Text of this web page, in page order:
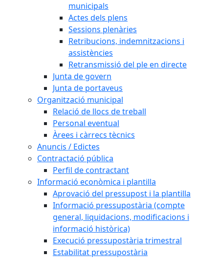
municipals
Actes dels plens
Sessions plenàries
Retribucions, indemnitzacions i
assistències
Retransmissió del ple en directe
Junta de govern
Junta de portaveus
Organització municipal
Relació de llocs de treball
Personal eventual
Àrees i càrrecs tècnics
Anuncis / Edictes
Contractació pública
Perfil de contractant
Informació econòmica i plantilla
Aprovació del pressupost i la plantilla
Informació pressupostària (compte
general, liquidacions, modificacions i
informació històrica)
Execució pressupostària trimestral
Estabilitat pressupostària